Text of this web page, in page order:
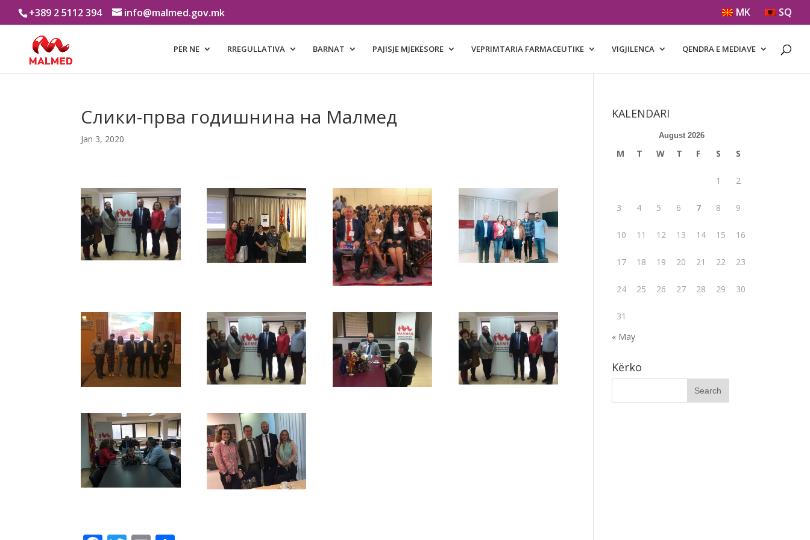
+389 2 5112 394 info@malmed.gov.mk MK SQ
PËR NE RREGULLATIVA BARNAT PAJISJE MJEKËSORE VEPRIMTARIA FARMACEUTIKE VIGJILENCA QENDRA E MEDIAVE
Слики-прва годишнина на Малмед
Jan 3, 2020
KALENDARI
August 2026
M T W T F S S
1 2
3 4 5 6 7 8 9
10 11 12 13 14 15 16
17 18 19 20 21 22 23
24 25 26 27 28 29 30
31
« May
Kërko